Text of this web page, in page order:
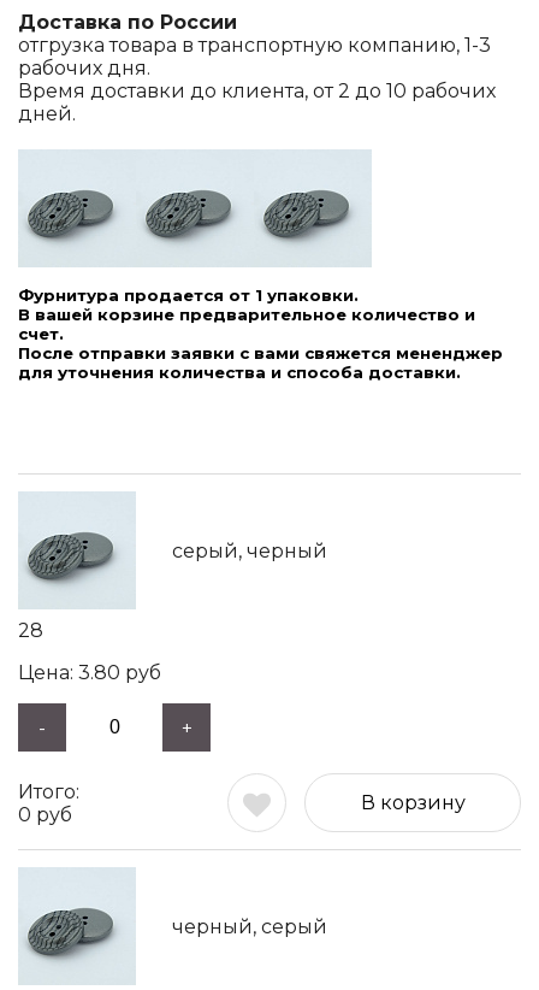
Доставка по России
отгрузка товара в транспортную компанию, 1-3
рабочих дня.
Время доставки до клиента, от 2 до 10 рабочих
дней.
Фурнитура продается от 1 упаковки.
В вашей корзине предварительное количество и
счет.
После отправки заявки с вами свяжется мененджер
для уточнения количества и способа доставки.
серый, черный
28
3.80 руб
- +
0 руб
В корзину
черный, серый